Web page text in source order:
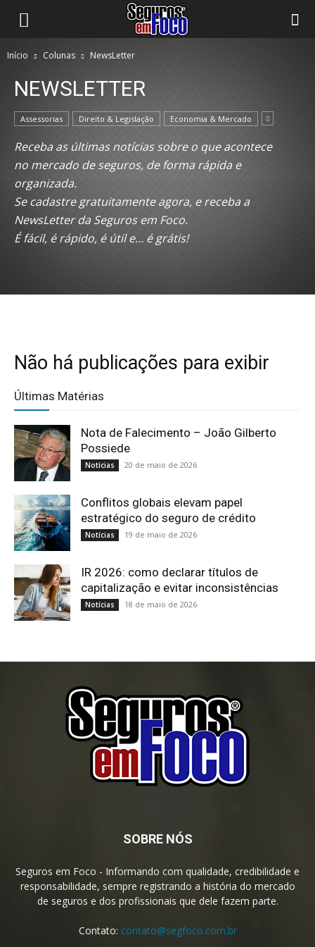
Início Colunas NewsLetter
NEWSLETTER
Assessorias Direito & Legislação Economia & Mercado
Receba as últimas notícias sobre o que acontece
no mercado de seguros, de forma rápida e
organizada.
Se cadastre gratuitamente agora, e receba a
NewsLetter da Seguros em Foco.
É fácil, é rápido, é útil e… é grátis!
Não há publicações para exibir
Últimas Matérias
Nota de Falecimento – João Gilberto
Possiede
Notícias 20 de maio de 2026
Conflitos globais elevam papel
estratégico do seguro de crédito
Notícias 19 de maio de 2026
IR 2026: como declarar títulos de
capitalização e evitar inconsistências
Notícias 18 de maio de 2026
SOBRE NÓS
Seguros em Foco - Informando com qualidade, credibilidade e
responsabilidade, sempre registrando a história do mercado
de seguros e dos profissionais que dele fazem parte.
Contato: contato@segfoco.com.br